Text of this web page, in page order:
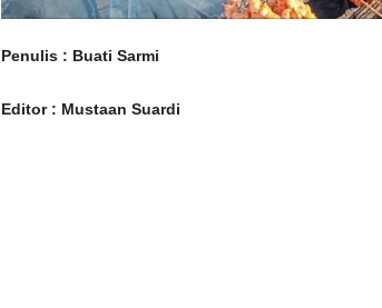
Penulis : Buati Sarmi
Editor : Mustaan Suardi